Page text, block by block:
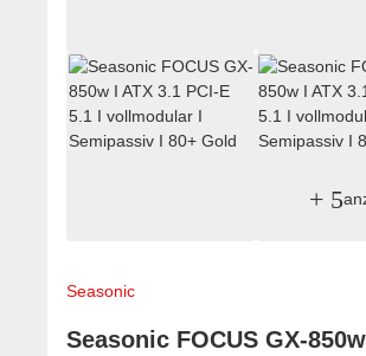
+ 5
Seasonic
Seasonic FOCUS GX-